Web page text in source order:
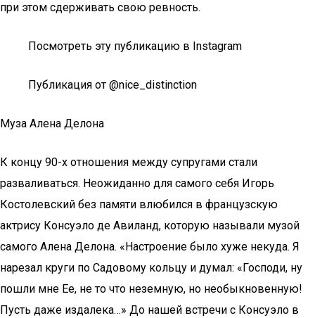
при этом сдерживать свою ревность.
Посмотреть эту публикацию в Instagram
Публикация от @nice_distinction
Муза Алена Делона
К концу 90-х отношения между супругами стали
разваливаться. Неожиданно для самого себя Игорь
Костолевский без памяти влюбился в французскую
актрису Консуэло де Авиланд, которую называли музой
самого Алена Делона. «Настроение было хуже некуда. Я
нарезал круги по Садовому кольцу и думал: «Господи, ну
пошли мне Ее, не то что неземную, но необыкновенную!
Пусть даже издалека…» До нашей встречи с Консуэло в